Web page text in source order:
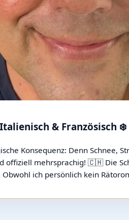
& Französisch ❄️
Konsequenz: Denn Schnee,
offiziell mehrsprachig! 🇨🇭 Die
ich persönlich kein